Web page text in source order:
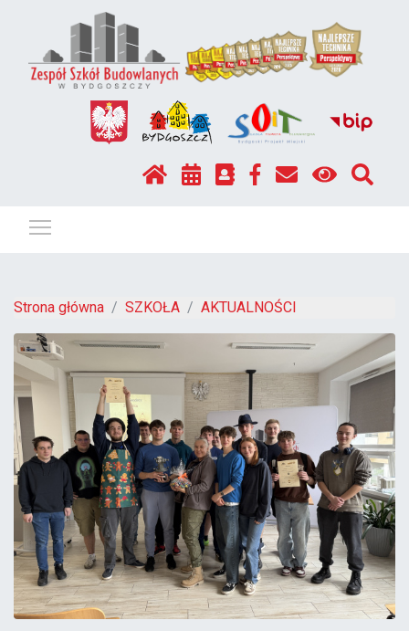
Strona główna SZKOŁA AKTUALNOŚCI